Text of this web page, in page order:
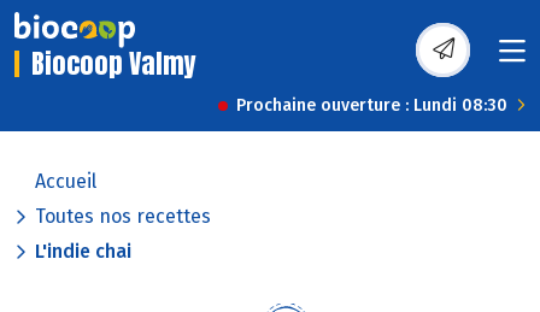
Biocoop Valmy
Prochaine ouverture : Lundi 08:30
Accueil
Toutes nos recettes
L'indie chai